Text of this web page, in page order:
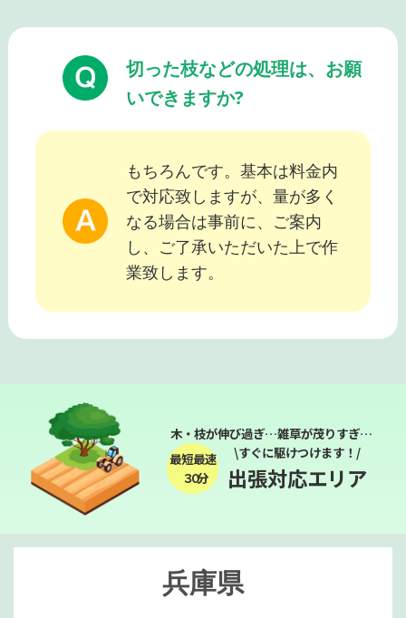
切った枝などの処理は、お願
いできますか?
もちろんです。基本は料金内
で対応致しますが、量が多く
なる場合は事前に、ご案内
し、ご了承いただいた上で作
業致します。
木・枝が伸び過ぎ…雑草が茂りすぎ…
最短最速
３０分
\すぐに駆けつけます！/
出張対応エリア
兵庫県